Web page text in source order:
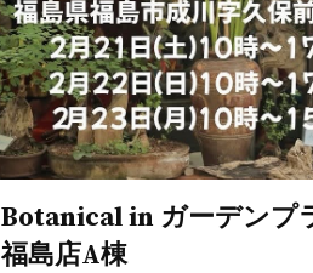
Botanical in ガーデンプ
福島店A棟